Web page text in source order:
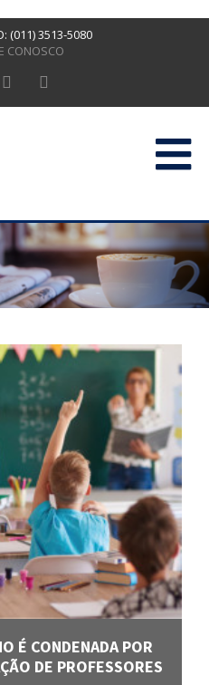
(011) 3513-5080
CONOSCO
É CONDENADA POR
DE PROFESSORES